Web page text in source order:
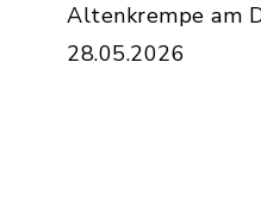
Altenkrempe am
28.05.2026